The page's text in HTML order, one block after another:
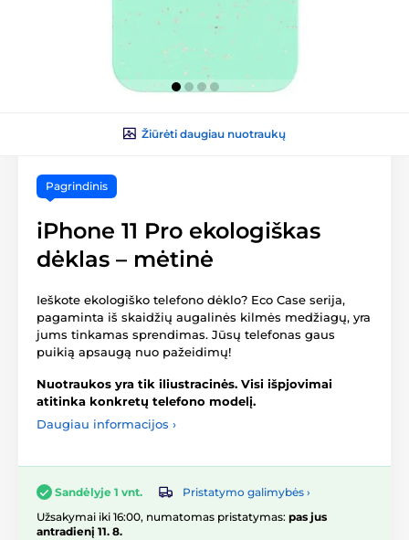
Žiūrėti daugiau nuotraukų
Pagrindinis
iPhone 11 Pro ekologiškas
dėklas – mėtinė
Ieškote ekologiško telefono dėklo? Eco Case serija,
pagaminta iš skaidžių augalinės kilmės medžiagų, yra
jums tinkamas sprendimas. Jūsų telefonas gaus
puikią apsaugą nuo pažeidimų!
Nuotraukos yra tik iliustracinės. Visi išpjovimai
atitinka konkretų telefono modelį.
Daugiau informacijos ›
Sandėlyje 1 vnt.
Pristatymo galimybės ›
Užsakymai iki 16:00, numatomas pristatymas: pas jus
antradienį 11. 8.